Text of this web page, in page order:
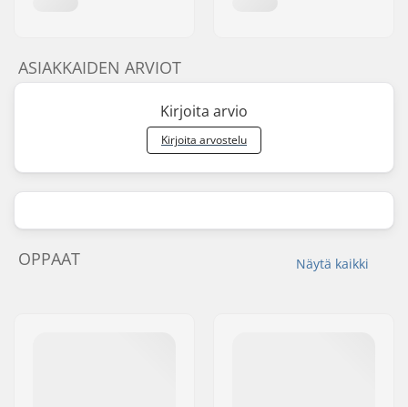
ASIAKKAIDEN ARVIOT
Kirjoita arvio
Kirjoita arvostelu
Näytä kaikki
OPPAAT